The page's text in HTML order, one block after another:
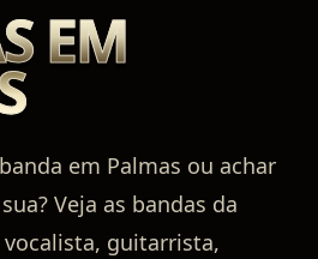
EM
em Palmas ou achar
Veja as bandas da
guitarrista,